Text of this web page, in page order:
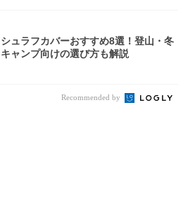
シュラフカバーおすすめ8選！登山・冬
キャンプ向けの選び方も解説
Recommended by